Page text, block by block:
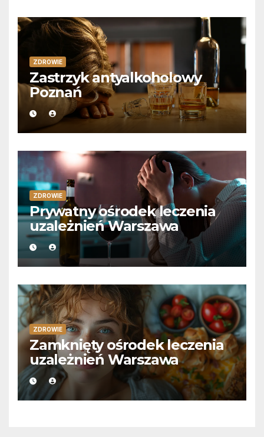
ZDROWIE
Zastrzyk antyalkoholowy
Poznań
ZDROWIE
Prywatny ośrodek leczenia
uzależnień Warszawa
ZDROWIE
Zamknięty ośrodek leczenia
uzależnień Warszawa